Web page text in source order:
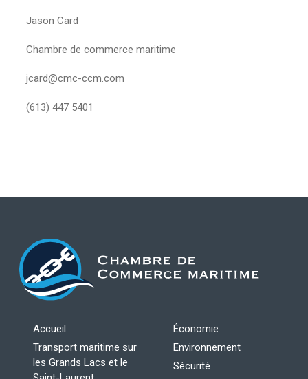
Jason Card
Chambre de commerce maritime
jcard@cmc-ccm.com
(613) 447 5401
Accueil
Transport maritime sur
les Grands Lacs et le
Économie
Environnement
Sécurité